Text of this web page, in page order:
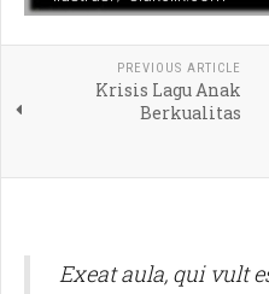
PREVIOUS ARTICLE
Krisis Lagu Anak
Berkualitas
Exeat aula, qui vult